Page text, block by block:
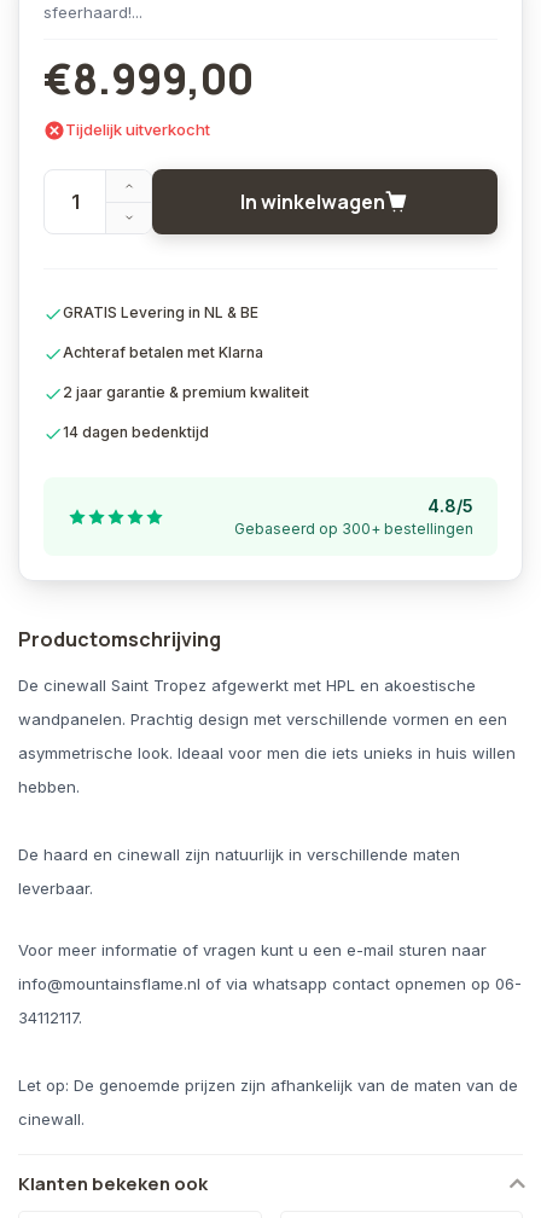
sfeerhaard!...
€8.999,00
Tijdelijk uitverkocht
In winkelwagen
GRATIS Levering in NL & BE
Achteraf betalen met Klarna
2 jaar garantie & premium kwaliteit
14 dagen bedenktijd
4.8/5
Gebaseerd op 300+ bestellingen
Productomschrijving
De cinewall Saint Tropez afgewerkt met HPL en akoestische
wandpanelen. Prachtig design met verschillende vormen en een
asymmetrische look. Ideaal voor men die iets unieks in huis willen
hebben.
De haard en cinewall zijn natuurlijk in verschillende maten
leverbaar.
Voor meer informatie of vragen kunt u een e-mail sturen naar
info@mountainsflame.nl of via whatsapp contact opnemen op 06-
34112117.
Let op: De genoemde prijzen zijn afhankelijk van de maten van de
cinewall.
Klanten bekeken ook